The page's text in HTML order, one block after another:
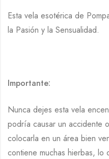
Esta vela esotérica de
la Pasión y la Sensualidad.
Importante:
Nunca dejes esta vela
podría causar un accidente
colocarla en un área bien
contiene muchas hierbas, lo